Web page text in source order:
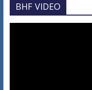
BHF VIDEO